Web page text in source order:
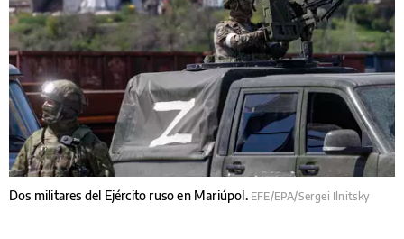
Dos militares del Ejército ruso en Mariúpol. EFE/EPA/Sergei Ilnitsky